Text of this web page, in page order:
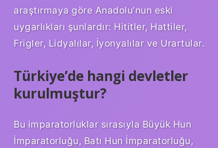
araştırmaya göre Anadolu’nun eski
uygarlıkları şunlardır: Hititler, Hattiler,
Frigler, Lidyalılar, İyonyalılar ve Urartular.
Türkiye’de hangi devletler
kurulmuştur?
Bu imparatorluklar sırasıyla Büyük Hun
İmparatorluğu, Batı Hun İmparatorluğu,